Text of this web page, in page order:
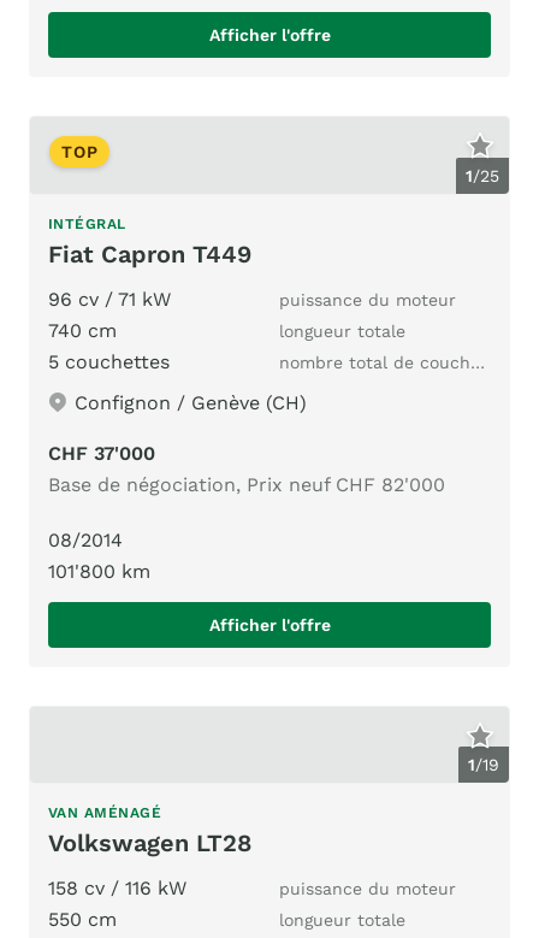
Afficher l'offre
1/25
TOP
INTÉGRAL
Fiat Capron T449
96 cv / 71 kW puissance du moteur
740 cm longueur totale
5 couchettes nombre total de couchages
Confignon / Genève (CH)
CHF 37'000
Base de négociation, Prix neuf CHF 82'000
08/2014
101'800 km
Afficher l'offre
1/19
VAN AMÉNAGÉ
Volkswagen LT28
158 cv / 116 kW puissance du moteur
550 cm longueur totale